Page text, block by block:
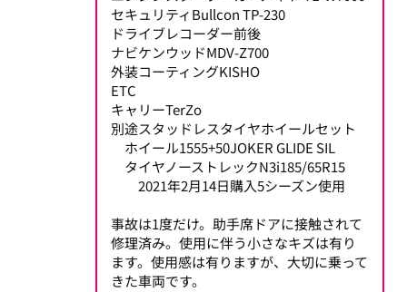
セキュリティBullcon TP-230
ドライブレコーダー前後
ナビケンウッドMDV-Z700
外装コーティングKISHO
ETC
キャリーTerZo
別途スタッドレスタイヤホイールセット
ホイール1555+50JOKER GLIDE SIL
タイヤノーストレックN3i185/65R15
2021年2月14日購入5シーズン使用
事故は1度だけ。助手席ドアに接触されて
修理済み。使用に伴う小さなキズは有り
ます。使用感は有りますが、大切に乗って
きた車両です。